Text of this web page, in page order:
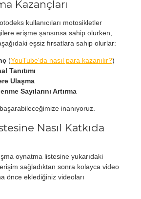
Kazançları
kullanıcıları motosikletler
erişme şansınsa sahip olurken,
eşsiz fırsatlara sahip olurlar:
(YouTube'da nasıl para kazanılır?)
Tanıtımı
Ulaşma
Sayılarını Artırma
inanıyoruz.
Nasıl Katkıda
oynatma listesine yukarıdaki
sağladıktan sonra kolayca video
önce eklediğiniz videoları